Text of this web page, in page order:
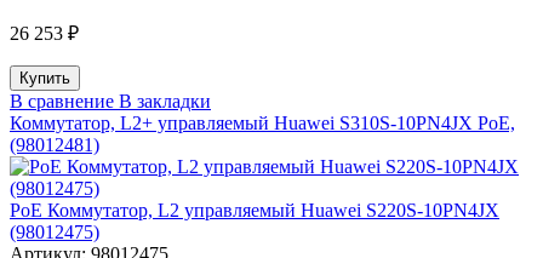
26 253 ₽
В сравнение В закладки
Коммутатор, L2+ управляемый Huawei S310S-10PN4JX PoE,
(98012481)
PoE Коммутатор, L2 управляемый Huawei S220S-10PN4JX
(98012475)
Артикул: 98012475